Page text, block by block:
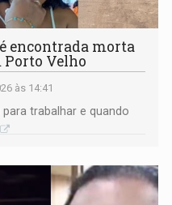
encontrada morta
Porto Velho
às 14:41
trabalhar e quando